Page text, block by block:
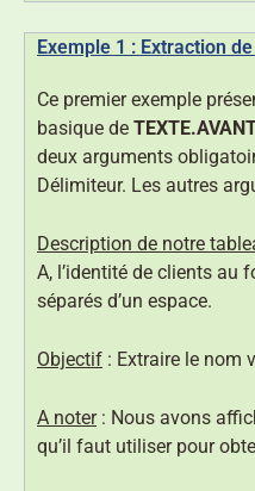
Exemple 1 : Extraction
Ce premier exemple
basique de
deux arguments
Délimiteur. Les autres
Description de notre
A, l’identité de clients au
séparés d’un espace.
Objectif : Extraire le nom
A noter: Nous avons
qu’il faut utiliser pour